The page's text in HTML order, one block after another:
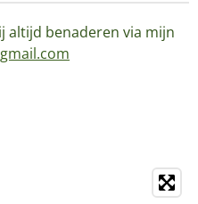
altijd benaderen via mijn